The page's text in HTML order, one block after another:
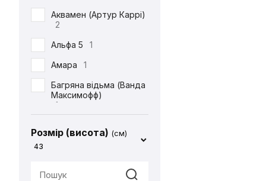
Final Fantasy
Friday the 13th
Garfield
1
Gears Of War
God of War
2
Harry Potter
4
Аквамен (Артур Каррі)
2
Альфа 5
1
Амара
1
Багряна відьма (Ванда
Максимофф)
1
Ґордон)
Розмір (висота) (см)
43